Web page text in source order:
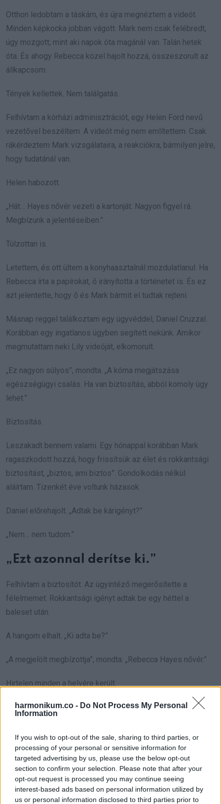
harmonikum.co - Do Not Process My Personal
Information
If you wish to opt-out of the sale, sharing to third parties, or
processing of your personal or sensitive information for
targeted advertising by us, please use the below opt-out
section to confirm your selection. Please note that after your
opt-out request is processed you may continue seeing
interest-based ads based on personal information utilized by
us or personal information disclosed to third parties prior to
Otthon ledobtam a táskám, és újra megnéztem a videót.
Minden képkocka jobban vágott. Mark nem csak felébredt,
úgy mozgott, mint aki napok óta magánál van. Talán hetek
óta. És ahogy Rebecca közel hajolt hozzá, összeszorult az
állkapcsom.
Tények kellettek. Nem találgatás.
Felhívtam a kórházi adminisztrációt, egy Helen Ford nevű
vezetővel beszéltem. A videót még nem említettem. Csak
rákérdeztem Mark vizsgálataira, a reakciókra, bármilyen jelre,
hogy tudatánál van.
Helen habozott.
„Hát… Hayes nővér vezeti a kartonját. Nagyon figyel rá.
Megbízunk a jelentéseiben.”
Túlzottan is.
Letettem, és ott ültem a konyhaasztalnál mozdulatlanul. Ha
Rebecca írta a papírokat, ő irányította a történetet is. És ez
azt jelentette, hogy ő és Mark bármit el tudtak rejteni.
Másnap reggel találkoztam egy ügyvéddel, Daniel Cruzzal.
Korábban egy ingatlanos ügyben segített nekünk. Amikor
megmutattam neki Lily videóját, elkomorult.
„Ez nagyon súlyos”, mondta. „A kóma megjátszása
egészségügyi csalás. Ha van biztosítás, abból komoly ügy
lehet.”
Biztosítás.
Leszakadt bennem valami. Egy hónappal korábban Mark
ragaszkodott hozzá, hogy frissítsük az élet és rokkantsági
biztosítást, „biztos, ami biztos”. Gondolkodás nélkül
aláírtam. Tizenkét éve voltunk házasok.
Daniel előrehajolt. „Adtak be kárigényt?”
„Nem… nem tudom.”
„Ezt azonnal derítse ki.”
Felhívtam a biztosítót. Az ügyintéző megerősítette a
félelmemet. Rokkantsági igényt adtak be egy héttel a
baleset után.
A hangom elhalt. „Ki adta be?”
„A megjelölt megbízottja”, mondta. „Rebecca Hayes nővér.”
Hirtelen minden a helyére került.
Ez nem tévedés volt. Nem pánik. Nem zavar.
Korán elhoztam Lilyt az iskolából. Az arcomról leolvasta,
hogy baj van, még mielőtt megszólaltam volna.
„Anya… találtál valamit?”